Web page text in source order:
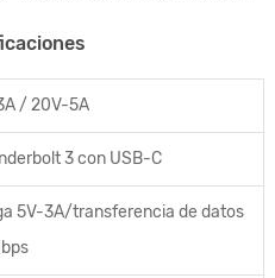
/ 20V-5A
3 con USB-C
5V-3A/transferencia de datos